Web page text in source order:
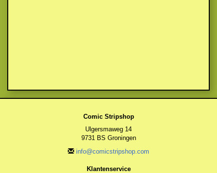
Comic Stripshop
Ulgersmaweg 14
9731 BS Groningen
info@comicstripshop.com
Klantenservice